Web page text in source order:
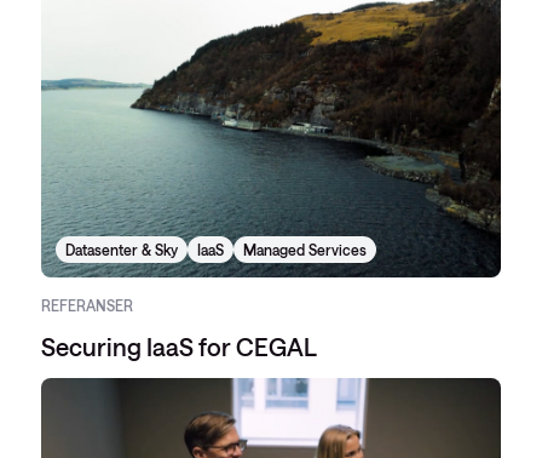
Datasenter & Sky IaaS Managed Services
REFERANSER
Securing IaaS for CEGAL